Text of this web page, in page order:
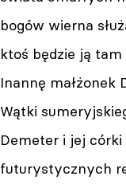
bogów wierna
ktoś będzie ją
Inannę małżonek
Wątki
Demeter i jej córki
futurystycznych